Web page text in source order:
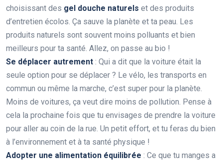
choisissant des gel douche naturels et des produits
d’entretien écolos. Ça sauve la planète et ta peau. Les
produits naturels sont souvent moins polluants et bien
meilleurs pour ta santé. Allez, on passe au bio !
Se déplacer autrement : Qui a dit que la voiture était la
seule option pour se déplacer ? Le vélo, les transports en
commun ou même la marche, c’est super pour la planète.
Moins de voitures, ça veut dire moins de pollution. Pense à
cela la prochaine fois que tu envisages de prendre la voiture
pour aller au coin de la rue. Un petit effort, et tu feras du bien
à l’environnement et à ta santé physique !
Adopter une alimentation équilibrée : Ce que tu manges a